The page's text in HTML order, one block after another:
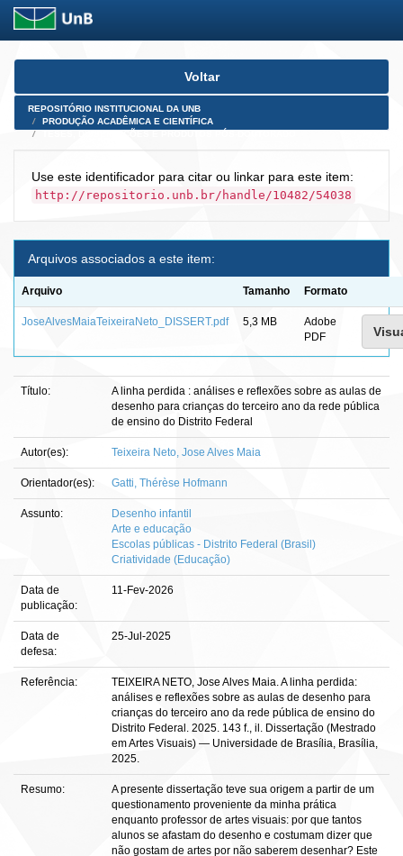
Skip
Voltar
REPOSITÓRIO INSTITUCIONAL DA UNB
PRODUÇÃO ACADÊMICA E CIENTÍFICA
Use este identificador para citar ou linkar para este item:
http://repositorio.unb.br/handle/10482/54038
Arquivos associados a este item:
Arquivo Tamanho Formato
JoseAlvesMaiaTeixeiraNeto_DISSERT.pdf 5,3 MB
Adobe
PDF
Título:
A linha perdida : análises e reflexões sobre as aulas de
desenho para crianças do terceiro ano da rede pública
de ensino do Distrito Federal
Autor(es): Teixeira Neto, Jose Alves Maia
Orientador(es): Gatti, Thérèse Hofmann
Assunto:
Desenho infantil
Arte e educação
Escolas públicas - Distrito Federal (Brasil)
Criatividade (Educação)
Data de
publicação:
11-Fev-2026
Data de
defesa:
25-Jul-2025
Referência:
TEIXEIRA NETO, Jose Alves Maia. A linha perdida:
análises e reflexões sobre as aulas de desenho para
crianças do terceiro ano da rede pública de ensino do
Distrito Federal. 2025. 143 f., il. Dissertação (Mestrado
em Artes Visuais) — Universidade de Brasília, Brasília,
2025.
Resumo:
A presente dissertação teve sua origem a partir de um
questionamento proveniente da minha prática
enquanto professor de artes visuais: por que tantos
alunos se afastam do desenho e costumam dizer que
não gostam de artes por não saberem desenhar? Este